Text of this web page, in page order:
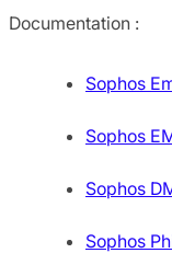
Documentation :
Sophos
Sophos
Sophos
Sophos